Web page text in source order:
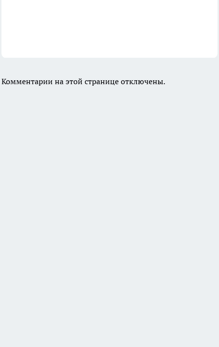
Комментарии на этой странице отключены.